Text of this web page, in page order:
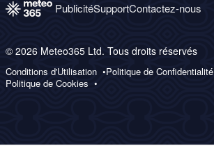
PublicitéSupportContactez-nous
© 2026 Meteo365 Ltd. Tous droits réservés
Conditions d'Utilisation
Politique de Confidentialité
Politique de Cookies